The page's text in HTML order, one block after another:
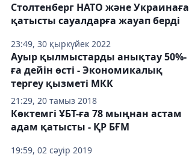
23:49, 30 қыркүйек 2022
Столтенберг НАТО және Украинаға
қатысты сауалдарға жауап берді
21:29, 20 тамыз 2018
Ауыр қылмыстарды анықтау 50%-
ға дейін өсті - Экономикалық
тергеу қызметі МКК
19:59, 02 сәуір 2019
Көктемгі ҰБТ-ға 78 мыңнан астам
адам қатысты - ҚР БҒМ